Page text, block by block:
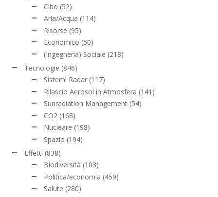
Cibo (52)
Aria/Acqua (114)
Risorse (95)
Economico (50)
(Ingegneria) Sociale (218)
Tecnologie (846)
Sistemi Radar (117)
Rilascio Aerosol in Atmosfera (141)
Sunradiation Management (54)
CO2 (168)
Nucleare (198)
Spazio (194)
Effetti (838)
Biodiversità (103)
Politica/economia (459)
Salute (280)